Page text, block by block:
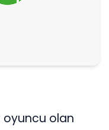
oyuncu olan